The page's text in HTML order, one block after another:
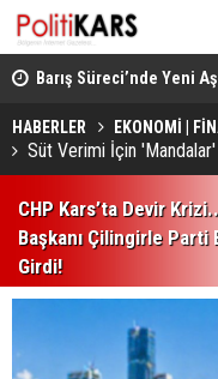
Barış Süreci’nde Yeni
Kararından Meclis’teki
HABERLER EKONOMİ |
Süt Verimi İçin
CHP Kars’ta Devir
Başkanı Çilingirle Parti
Girdi!